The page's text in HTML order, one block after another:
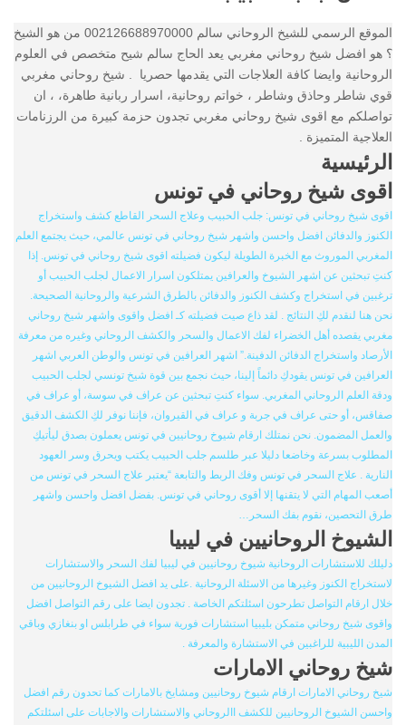
الموقع الرسمي للشيخ الروحاني سالم 002126688970000 من هو الشيخ
؟ هو افضل شيخ روحاني مغربي يعد الحاج سالم شيح متخصص في العلوم
الروحانية وايضا كافة العلاجات التي يقدمها حصريا . شيخ روحاني مغربي
قوي شاطر وحاذق وشاطر ، خواتم روحانية، اسرار ربانية طاهرة، ، ان
تواصلكم مع اقوى شيخ روحاني مغربي تجدون حزمة كبيرة من الرزنامات
العلاجية المتميزة .
الرئيسية
اقوى شيخ روحاني في تونس
اقوى شيخ روحاني في تونس: جلب الحبيب وعلاج السحر القاطع كشف واستخراج
الكنوز والدفائن افضل واحسن واشهر شيخ روحاني في تونس عالمي، حيث يجتمع العلم
المغربي الموروث مع الخبرة الطويلة ليكون فضيلته اقوى شيخ روحاني في تونس. إذا
كنتِ تبحثين عن اشهر الشيوخ والعرافين يمتلكون اسرار الاعمال لجلب الحبيب أو
ترغبين في استخراج وكشف الكنوز والدفائن بالطرق الشرعية والروحانية الصحيحة.
نحن هنا لنقدم لكِ النتائج . لقد ذاع صيت فضيلته كـ افضل واقوى واشهر شيخ روحاني
مغربي يقصده أهل الخضراء لفك الاعمال والسحر والكشف الروحاني وغيره من معرفة
الأرصاد واستخراج الدفائن الدفينة.” اشهر العرافين في تونس والوطن العربي اشهر
العرافين في تونس يقودكِ دائماً إلينا، حيث نجمع بين قوة شيخ تونسي لجلب الحبيب
ودقة العلم الروحاني المغربي. سواء كنتِ تبحثين عن عراف في سوسة، أو عراف في
صفاقس، أو حتى عراف في جربة و عراف في القيروان، فإننا نوفر لكِ الكشف الدقيق
والعمل المضمون. نحن نمتلك ارقام شيوخ روحانيين في تونس يعملون بصدق ليأتيكِ
المطلوب بسرعة وخاضعا دليلا عبر طلسم جلب الحبيب يكتب ويحرق وسر العهود
النارية . علاج السحر في تونس وفك الربط والتابعة “يعتبر علاج السحر في تونس من
أصعب المهام التي لا يتقنها إلا أقوى روحاني في تونس. بفضل افضل واحسن واشهر
طرق التحصين، نقوم بفك السحر…
الشيوخ الروحانيين في ليبيا
دليلك للاستشارات الروحانية شيوخ روحانيين في ليبيا لفك السحر والاستشارات
لاستخراج الكنوز وغيرها من الاسئلة الروحانية .على يد افضل الشيوخ الروحانيين من
خلال ارقام التواصل تطرحون اسئلتكم الخاصة . تجدون ايضا على رقم التواصل افضل
واقوى شيخ روحاني متمكن بليبيا استشارات فورية سواء في طرابلس او بنغازي وباقي
المدن الليبية للراغبين في الاستشارة والمعرفة .
شيخ روحاني الامارات
شيخ روحاني الامارات ارقام شيوخ روحانيين ومشايخ بالامارات كما تحدون رقم افضل
واحسن الشيوخ الروحانيين للكشف االروحاني والاستشارات والاجابات على اسئلتكم